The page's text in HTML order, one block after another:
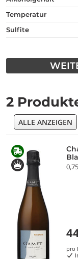
temperatur
Sulfite
2
ALLE ANZEIGEN
pro